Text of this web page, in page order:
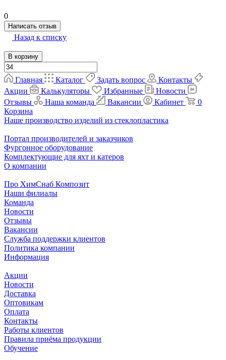
0
Написать отзыв
Назад к списку
В корзину
Главная Каталог Задать вопрос
Контакты
Акции
Калькуляторы Избранные
Новости
Отзывы
Наша команда Вакансии Кабинет
0
Корзина
Наше производство изделий из стеклопластика
Портал производителей и заказчиков
Фургонное оборудование
Комплектующие для яхт и катеров
О компании
Про ХимСнаб Композит
Наши филиалы
Команда
Новости
Отзывы
Вакансии
Служба поддержки клиентов
Политика компании
Информация
Акции
Новости
Доставка
Оптовикам
Оплата
Контакты
Работы клиентов
Правила приёма продукции
Обучение